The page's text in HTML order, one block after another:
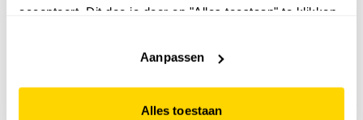
accepteert. Dit doe je door op "Alles toestaan" te klikken.
website niet optimaal functioneert.
Aanpassen
Alles toestaan